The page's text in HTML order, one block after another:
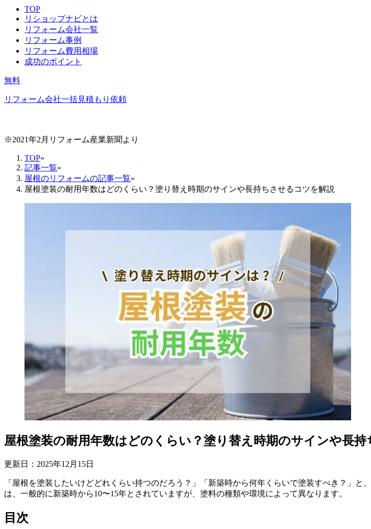
TOP
リショップナビとは
リフォーム会社一覧
リフォーム事例
リフォーム費用相場
成功のポイント
無料
リフォーム会社一括見積もり依頼
※2021年2月リフォーム産業新聞より
TOP»
記事一覧»
屋根のリフォームの記事一覧»
屋根塗装の耐用年数はどのくらい？塗り替え時期のサインや長持ちさせるコツを解説
屋根塗装の耐用年数はどのくらい？塗り替え時期のサインや長
更新日： 2025年12 月 15日
「屋根を塗装したいけどどれくらい持つのだろう？」「新築時から何年くらいで塗装すべき？」
は、一般的に新築時から10〜15年とされていますが、塗料の種類や環境によって異なります。
目次